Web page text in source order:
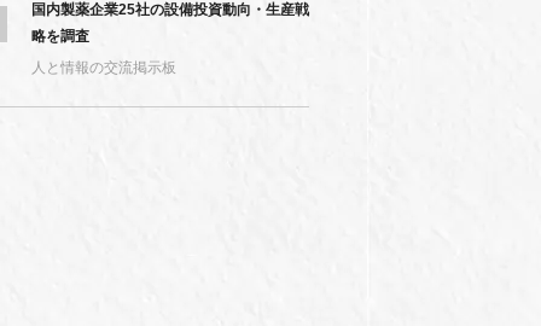
国内製薬企業25社の設備投資動向・生産戦
略を調査
人と情報の交流掲示板